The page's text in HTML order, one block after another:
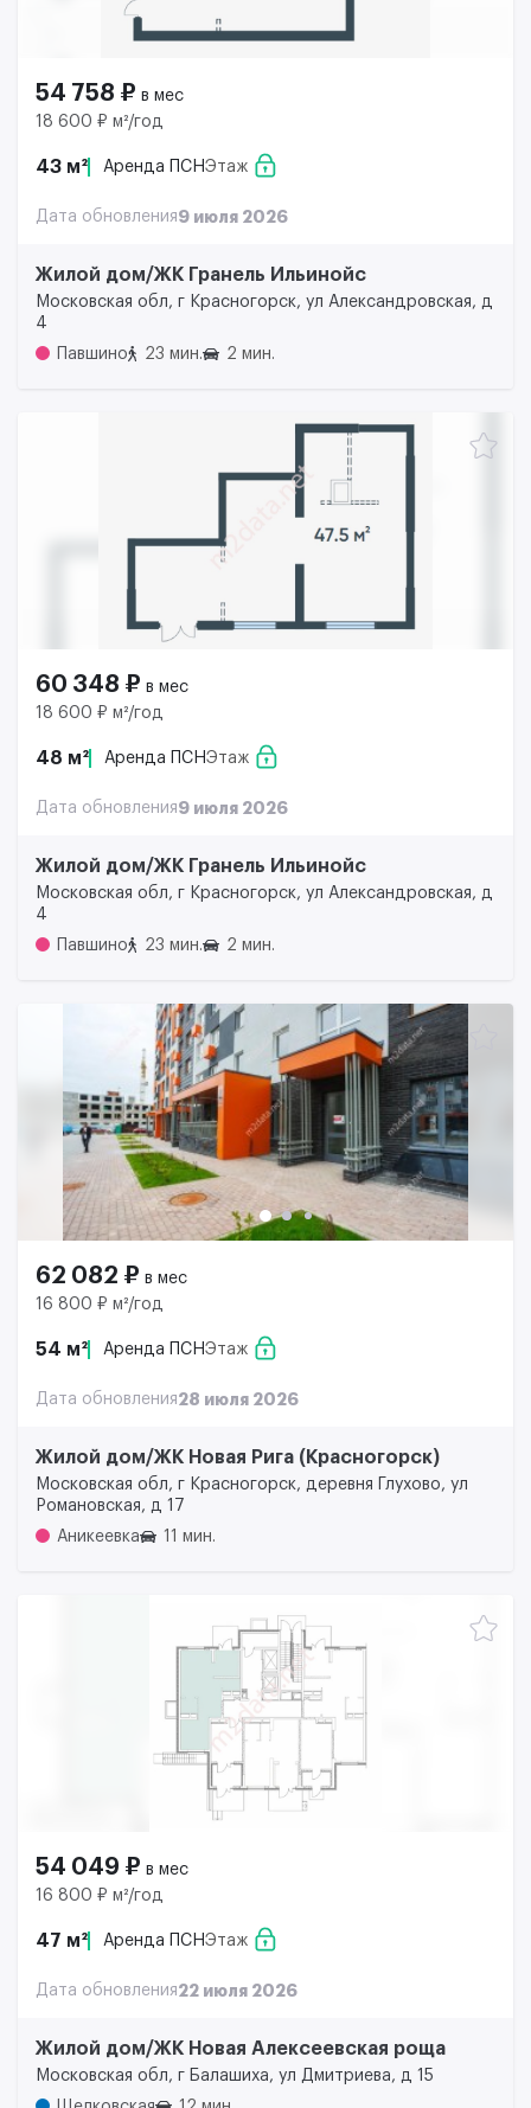
54 758 ₽ в мес
18 600 ₽ м²/год
43 м² Аренда ПСНЭтаж
Дата обновления9 июля 2026
Жилой дом/ЖК Гранель Ильинойс
Московская обл, г Красногорск, ул Александровская, д
4
Павшино
23 мин. 2 мин.
60 348 ₽ в мес
18 600 ₽ м²/год
48 м² Аренда ПСНЭтаж
Дата обновления9 июля 2026
Жилой дом/ЖК Гранель Ильинойс
Московская обл, г Красногорск, ул Александровская, д
4
Павшино
23 мин. 2 мин.
62 082 ₽ в мес
16 800 ₽ м²/год
54 м² Аренда ПСНЭтаж
Дата обновления28 июля 2026
Жилой дом/ЖК Новая Рига (Красногорск)
Московская обл, г Красногорск, деревня Глухово, ул
Романовская, д 17
Аникеевка
11 мин.
54 049 ₽ в мес
16 800 ₽ м²/год
47 м² Аренда ПСНЭтаж
Дата обновления22 июля 2026
Жилой дом/ЖК Новая Алексеевская роща
Московская обл, г Балашиха, ул Дмитриева, д 15